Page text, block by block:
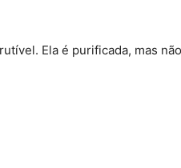
Ela é purificada, mas